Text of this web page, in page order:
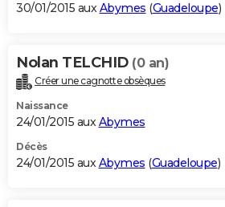
30/01/2015 auxAbymes (Guadeloupe)
Nolan TELCHID (0 an)
Créer une cagnotte obsèques
Naissance
24/01/2015 aux Abymes
Décès
24/01/2015 aux Abymes (Guadeloupe)